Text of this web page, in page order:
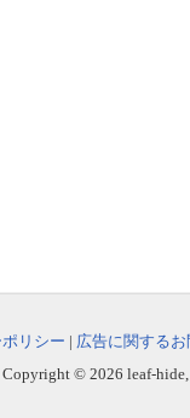
リシー | 広告に関する
Copyright © 2026 leaf-